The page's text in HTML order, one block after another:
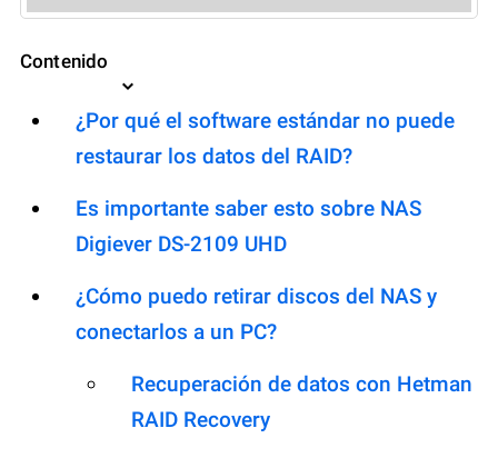
Contenido
¿Por qué el software estándar no puede
restaurar los datos del RAID?
Es importante saber esto sobre NAS
Digiever DS-2109 UHD
¿Cómo puedo retirar discos del NAS y
conectarlos a un PC?
Recuperación de datos con Hetman
RAID Recovery